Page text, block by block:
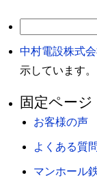
索:
中村電設株式
示しています。
固定ページ
お客様の声
よくある質問
マンホール